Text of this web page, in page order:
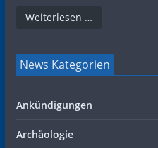
Weiterlesen …
News Kategorien
Ankündigungen
Archäologie